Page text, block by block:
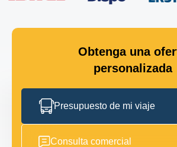
Obtenga una
personalizada
Presupuesto de mi viaje
Consulta comercial